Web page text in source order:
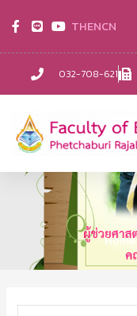
032-708-621
THENCN
Home